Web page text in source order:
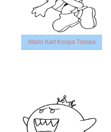
Mario Kart Koopa Troopa